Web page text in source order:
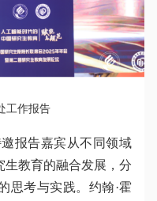
工作报告
报告嘉宾从不同领域
生教育的融合发展，分
思考与实践。约翰·霍